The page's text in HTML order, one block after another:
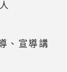
、宣導講